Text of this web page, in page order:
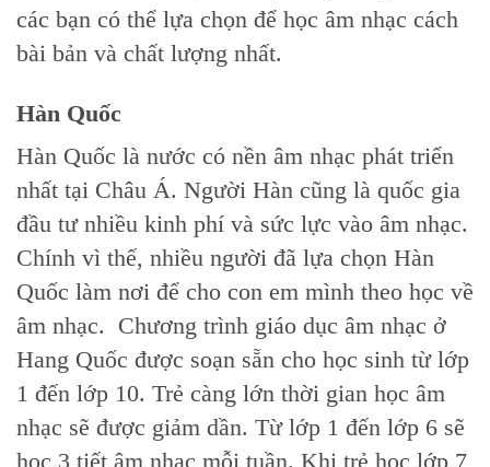
các bạn có thể lựa chọn để học âm nhạc cách
bài bản và chất lượng nhất.
Hàn Quốc
Hàn Quốc là nước có nền âm nhạc phát triển
nhất tại Châu Á. Người Hàn cũng là quốc gia
đầu tư nhiều kinh phí và sức lực vào âm nhạc.
Chính vì thế, nhiều người đã lựa chọn Hàn
Quốc làm nơi để cho con em mình theo học về
âm nhạc. Chương trình giáo dục âm nhạc ở
Hang Quốc được soạn sẵn cho học sinh từ lớp
1 đến lớp 10. Trẻ càng lớn thời gian học âm
nhạc sẽ được giảm dần. Từ lớp 1 đến lớp 6 sẽ
học 3 tiết âm nhạc mỗi tuần. Khi trẻ học lớp 7